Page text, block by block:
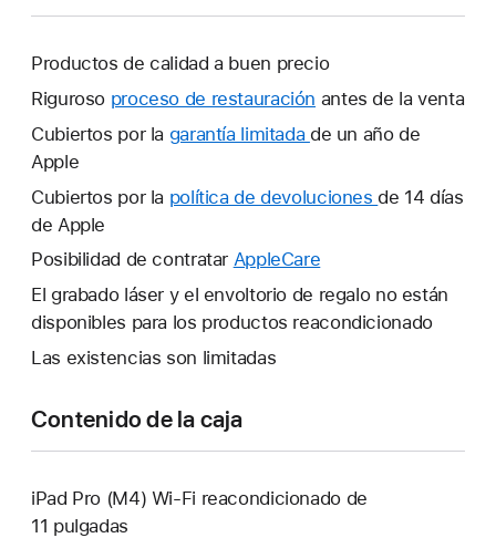
Productos de calidad a buen precio
Riguroso proceso de restauración antes de la venta
Cubiertos por la garantía limitada Se
una
de un año de
Apple
Cubiertos por la política de devoluciones Se
nueva.
de 14 días
de Apple
Posibilidad de contratar AppleCare
abrirá
una
El grabado láser y el envoltorio de regalo no están
disponibles para los productos reacondicionado
Las existencias son limitadas
Contenido de la caja
iPad Pro (M4) Wi-Fi reacondicionado de
11 pulgadas